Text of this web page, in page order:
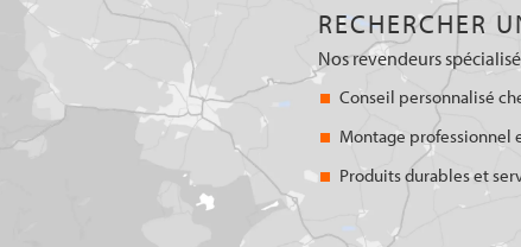
RECHERCHER
Nos revendeurs
Conseil personnalisé
Montage professionnel
Produits durables et